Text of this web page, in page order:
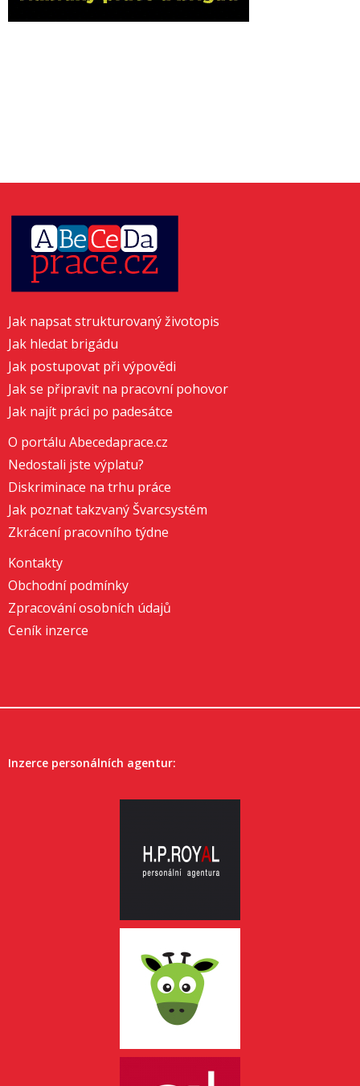
Jak napsat strukturovaný životopis
Jak hledat brigádu
Jak postupovat při výpovědi
Jak se připravit na pracovní pohovor
Jak najít práci po padesátce
O portálu Abecedaprace.cz
Nedostali jste výplatu?
Diskriminace na trhu práce
Jak poznat takzvaný Švarcsystém
Zkrácení pracovního týdne
Kontakty
Obchodní podmínky
Zpracování osobních údajů
Ceník inzerce
Inzerce personálních agentur: